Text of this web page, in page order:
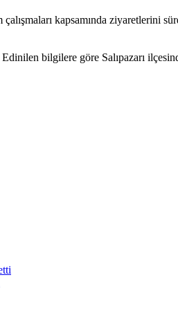
kapsamında ziyaretlerini
bilgilere göre Salıpazarı